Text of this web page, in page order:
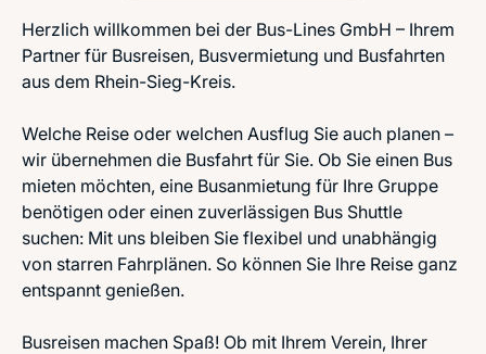
Herzlich willkommen bei der Bus-Lines GmbH – Ihrem
Partner für Busreisen, Busvermietung und Busfahrten
aus dem Rhein-Sieg-Kreis.
Welche Reise oder welchen Ausflug Sie auch planen –
wir übernehmen die Busfahrt für Sie. Ob Sie einen Bus
mieten möchten, eine Busanmietung für Ihre Gruppe
benötigen oder einen zuverlässigen Bus Shuttle
suchen: Mit uns bleiben Sie flexibel und unabhängig
von starren Fahrplänen. So können Sie Ihre Reise ganz
entspannt genießen.
Busreisen machen Spaß! Ob mit Ihrem Verein, Ihrer